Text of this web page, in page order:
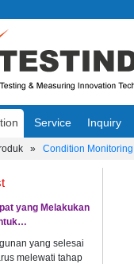
Service Inquiry
» Condition Monitoring
yang Melakukan
yang selesai
melewati tahap